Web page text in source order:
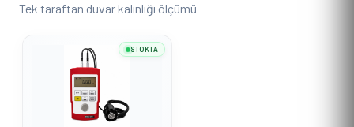
Tek taraftan duvar kalınlığı ölçümü
STOKTA